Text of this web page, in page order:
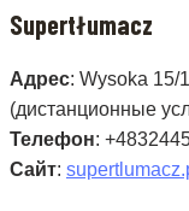
Supertłumacz
Адрес: Wysoka
(дистанционные
Телефон:
Сайт: